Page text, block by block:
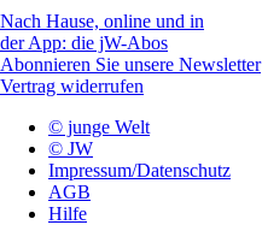
Nach Hause, online und in
der App: die jW-Abos
Abonnieren Sie unsere Newsletter
Vertrag widerrufen
© junge Welt
© JW
Impressum/Datenschutz
AGB
Hilfe